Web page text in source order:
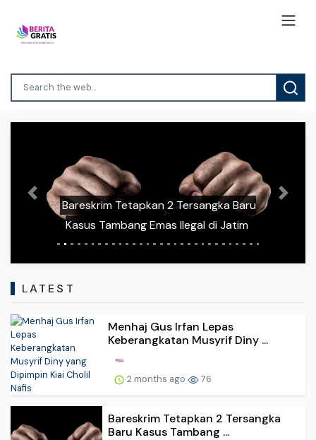
Bareskrim Tetapkan 2 Tersangka Baru
Kasus Tambang Emas Ilegal di Jatim
Previous Next
LATEST
Menhaj Gus Irfan Lepas
Keberangkatan Musyrif Diny ...
2 months ago 76
Bareskrim Tetapkan 2 Tersangka
Baru Kasus Tambang ...